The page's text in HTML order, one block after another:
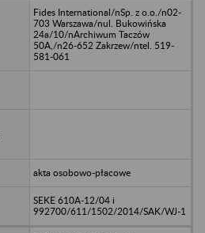
Fides International/nSp. z o.o./n02-
703 Warszawa/nul. Bukowińska
24a/10/nArchiwum Taczów
50A,/n26-652 Zakrzew/ntel. 519-
581-061
akta osobowo-płacowe
SEKE 610A-12/04 i
992700/611/1502/2014/SAK/WJ-1